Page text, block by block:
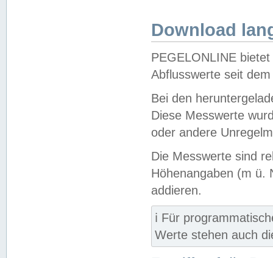
Download
PEGELONLINE
Abflusswerte seit
Bei den
Diese Messwerte
oder andere
Die Messwerte sind
Höhenangaben (m ü.
addieren.
ℹ️ Für
Werte stehen auch